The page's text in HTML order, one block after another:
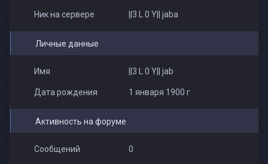
Ник на сервере ||3 L 0 Y|| jaba
Личные данные
Имя ||3 L 0 Y|| jab
Дата рождения 1 января 1900 г
Активность на форуме
Сообщений 0